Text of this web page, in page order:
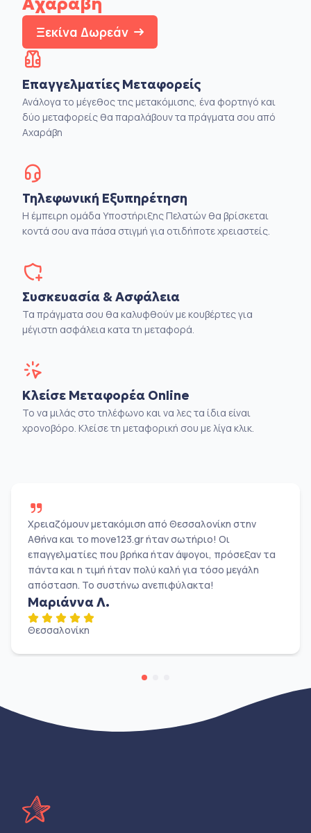
Αχαράβη
Ξεκίνα Δωρεάν
Επαγγελματίες Μεταφορείς
Ανάλογα το μέγεθος της μετακόμισης, ένα φορτηγό και
δύο μεταφορείς θα παραλάβουν τα πράγματα σου από
Αχαράβη
Τηλεφωνική Εξυπηρέτηση
Η έμπειρη ομάδα Υποστήριξης Πελατών θα βρίσκεται
κοντά σου ανα πάσα στιγμή για οτιδήποτε χρειαστείς.
Συσκευασία & Ασφάλεια
Τα πράγματα σου θα καλυφθούν με κουβέρτες για
μέγιστη ασφάλεια κατα τη μεταφορά.
Κλείσε Μεταφορέα Online
Το να μιλάς στο τηλέφωνο και να λες τα ίδια είναι
χρονοβόρο. Κλείσε τη μεταφορική σου με λίγα κλικ.
Χρειαζόμουν μετακόμιση από Θεσσαλονίκη στην
Αθήνα και το move123.gr ήταν σωτήριο! Οι
επαγγελματίες που βρήκα ήταν άψογοι, πρόσεξαν τα
πάντα και η τιμή ήταν πολύ καλή για τόσο μεγάλη
απόσταση. Το συστήνω ανεπιφύλακτα!
Μαριάννα Λ.
Θεσσαλονίκη